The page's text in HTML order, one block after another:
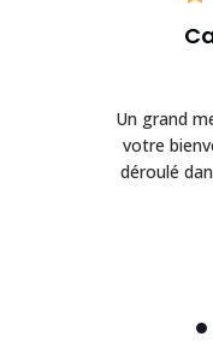
Un grand
votre
déroulé